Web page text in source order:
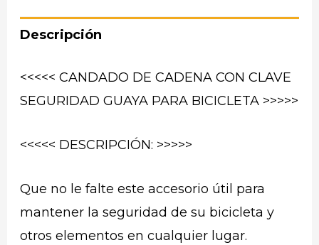
Descripción
<<<<< CANDADO DE CADENA CON CLAVE
SEGURIDAD GUAYA PARA BICICLETA >>>>>
<<<<< DESCRIPCIÓN: >>>>>
Que no le falte este accesorio útil para
mantener la seguridad de su bicicleta y
otros elementos en cualquier lugar.